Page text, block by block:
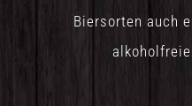
Biersorten auch